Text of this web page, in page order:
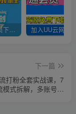
全网VIP课程 无损下载~
下一篇
打粉全套实战课，7
模式拆解，多账号养